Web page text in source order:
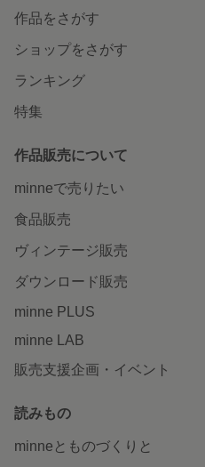
作品をさがす
ショップをさがす
ランキング
特集
作品販売について
minneで売りたい
食品販売
ヴィンテージ販売
ダウンロード販売
minne PLUS
minne LAB
販売支援企画・イベント
読みもの
minneとものづくりと